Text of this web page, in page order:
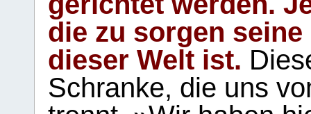
die zu sorgen
dieser Welt ist.
Schranke, die uns